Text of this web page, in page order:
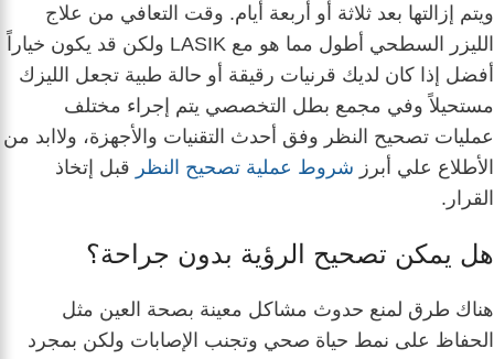
ويتم إزالتها بعد ثلاثة أو أربعة أيام. وقت التعافي من علاج
الليزر السطحي أطول مما هو مع LASIK ولكن قد يكون خياراً
أفضل إذا كان لديك قرنيات رقيقة أو حالة طبية تجعل الليزك
مستحيلاً وفي مجمع بطل التخصصي يتم إجراء مختلف
عمليات تصحيح النظر وفق أحدث التقنيات والأجهزة، ولاابد من
الأطلاع علي أبرز شروط عملية تصحيح النظر قبل إتخاذ
القرار.
هل يمكن تصحيح الرؤية بدون جراحة؟
هناك طرق لمنع حدوث مشاكل معينة بصحة العين مثل
الحفاظ على نمط حياة صحي وتجنب الإصابات ولكن بمجرد